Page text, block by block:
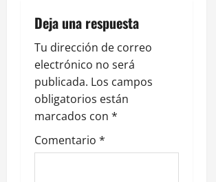
c
i
ó
n
d
e
Deja una respuesta
Tu dirección de correo
electrónico no será
publicada. Los campos
obligatorios están
marcados con *
Comentario *